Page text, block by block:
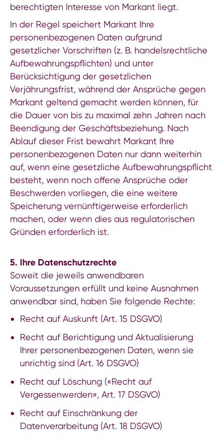
berechtigten Interesse von Markant liegt.
In der Regel speichert Markant Ihre
personenbezogenen Daten aufgrund
gesetzlicher Vorschriften (z. B. handelsrechtliche
Aufbewahrungspflichten) und unter
Berücksichtigung der gesetzlichen
Verjährungsfrist, während der Ansprüche gegen
Markant geltend gemacht werden können, für
die Dauer von bis zu maximal zehn Jahren nach
Beendigung der Geschäftsbeziehung. Nach
Ablauf dieser Frist bewahrt Markant Ihre
personenbezogenen Daten nur dann weiterhin
auf, wenn eine gesetzliche Aufbewahrungspflicht
besteht, wenn noch offene Ansprüche oder
Beschwerden vorliegen, die eine weitere
Speicherung vernünftigerweise erforderlich
machen, oder wenn dies aus regulatorischen
Gründen erforderlich ist.
5. Ihre Datenschutzrechte
Soweit die jeweils anwendbaren
Voraussetzungen erfüllt und keine Ausnahmen
anwendbar sind, haben Sie folgende Rechte:
Recht auf Auskunft (Art. 15 DSGVO)
Recht auf Berichtigung und Aktualisierung
Ihrer personenbezogenen Daten, wenn sie
unrichtig sind (Art. 16 DSGVO)
Recht auf Löschung («Recht auf
Vergessenwerden», Art. 17 DSGVO)
Recht auf Einschränkung der
Datenverarbeitung (Art. 18 DSGVO)